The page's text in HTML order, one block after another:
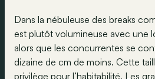
Dans la nébuleuse des breaks
est plutôt volumineuse avec une
alors que les concurrentes se
dizaine de cm de moins. Cette
privilège pour l’habitabilité. Les